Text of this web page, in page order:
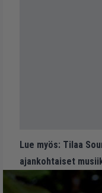
Lue myös: Tilaa
ajankohtaiset